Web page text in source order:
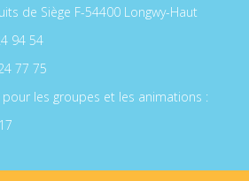
de Siège F-54400 Longwy-Haut
94 54
77 75
pour les groupes et les animations :